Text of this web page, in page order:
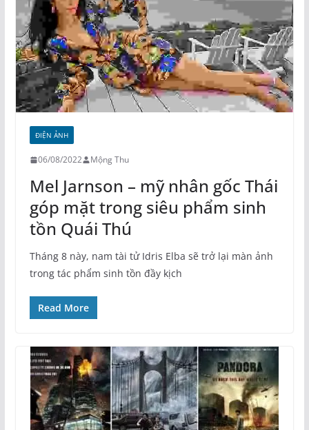
ĐIỆN ẢNH
06/08/2022 Mộng Thu
Mel Jarnson – mỹ nhân gốc Thái
góp mặt trong siêu phẩm sinh
tồn Quái Thú
Tháng 8 này, nam tài tử Idris Elba sẽ trở lại màn ảnh
trong tác phẩm sinh tồn đầy kịch
Read More